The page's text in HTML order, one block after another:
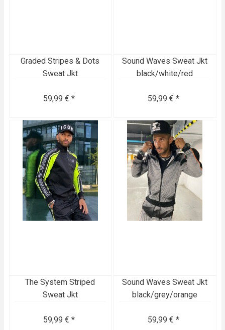
Graded Stripes & Dots
Sweat Jkt
59,99 € *
Sound Waves Sweat Jkt
black/white/red
59,99 € *
The System Striped
Sweat Jkt
59,99 € *
Sound Waves Sweat Jkt
black/grey/orange
59,99 € *